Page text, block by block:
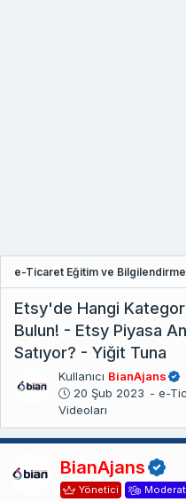
e-Ticaret Eğitim ve
Etsy'de Hangi
Bulun! - Etsy Piyasa
Satıyor? - Yiğit Tuna
Kullanıcı BianAjans
B
a
ş
l
a
n
g
20 Şub 2023 - e-
Videoları
BianAjans
Yönetici